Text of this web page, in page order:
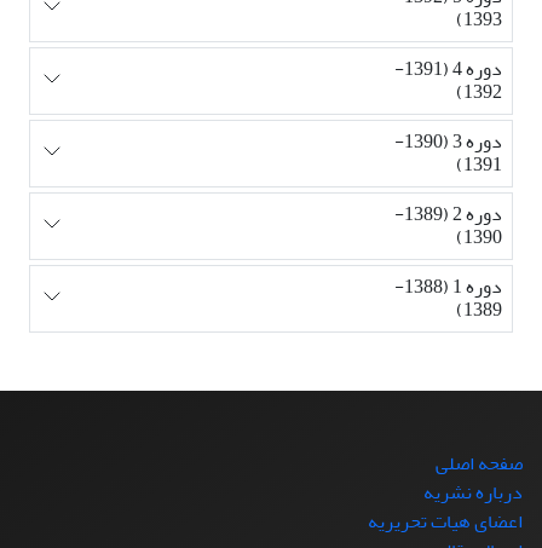
1393)
دوره 4 (1391-
1392)
دوره 3 (1390-
1391)
دوره 2 (1389-
1390)
دوره 1 (1388-
1389)
صفحه اصلی
درباره نشریه
اعضای هیات تحریریه